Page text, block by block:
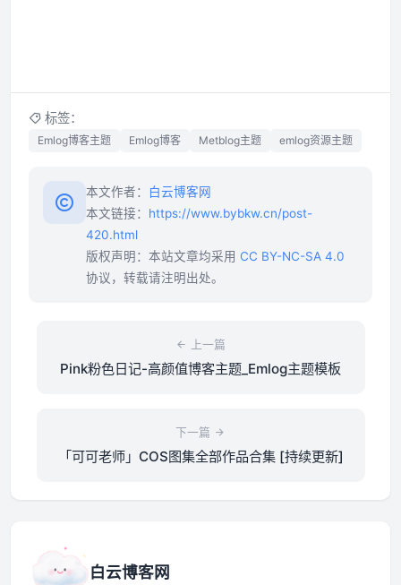
标签：
Emlog博客主题 Emlog博客 Metblog主题 emlog资源主题
本文作者：
白云博客网
本文链接： https://www.bybkw.cn/post-
420.html
版权声明：本站文章均采用 CC BY-NC-SA 4.0
协议，转载请注明出处。
上一篇
Pink粉色日记-高颜值博客主题_Emlog主题模板
下一篇
「可可老师」COS图集全部作品合集 [持续更新]
白云博客网